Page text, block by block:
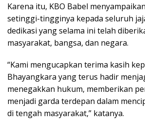
Karena itu, KBO Babel
setinggi-tingginya kepada seluruh
dedikasi yang selama ini telah
masyarakat, bangsa, dan negara.
“Kami mengucapkan terima kasih
Bhayangkara yang terus hadir
menegakkan hukum, memberikan
menjadi garda terdepan dalam
di tengah masyarakat,” katanya.